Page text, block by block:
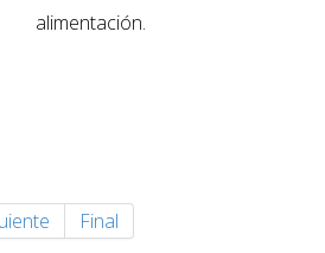
alimentación.
Final